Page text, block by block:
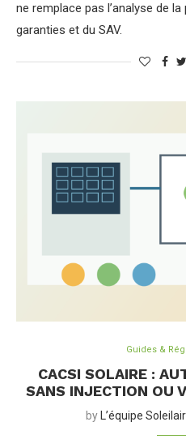
ne remplace pas l’analyse de
garanties et du SAV.
Guides &
CACSI SOLAIRE :
SANS INJECTION OU
by L’équipe